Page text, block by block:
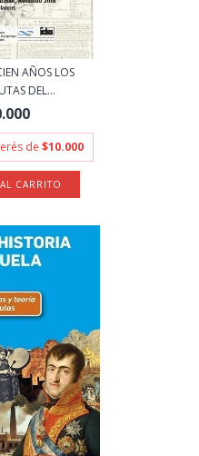
AÑOS LOS
DEL...
de$10.000